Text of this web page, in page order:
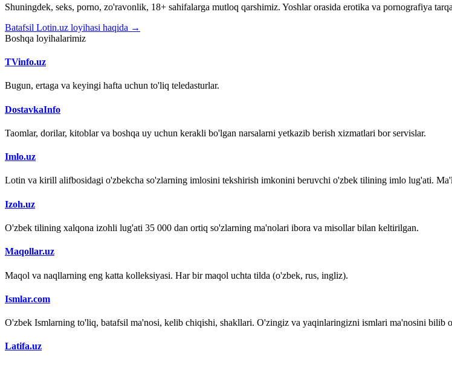
Shuningdek, seks, porno, zo'ravonlik, 18+ sahifalarga mutloq qarshimiz. Yoshlar orasida erotika va pornografiya
Batafsil Lotin.uz loyihasi haqida →
Boshqa loyihalarimiz
TVinfo.uz
Bugun, ertaga va keyingi hafta uchun to'liq teledasturlar.
DostavkaInfo
Taomlar, dorilar, kitoblar va boshqa uy uchun kerakli bo'lgan narsalarni yetkazib berish xizmatlari bor servislar.
Imlo.uz
Lotin va kirill alifbosidagi o'zbekcha so'zlarning imlosini tekshirish imkonini beruvchi o'zbek tilining imlo lug'ati.
Izoh.uz
O'zbek tilining xalqona izohli lug'ati 35 000 dan ortiq so'zlarning ma'nolari ibora va misollar bilan keltirilgan.
Maqollar.uz
Maqol va naqllarning eng katta kolleksiyasi. Har bir maqol uchta tilda (o'zbek, rus, ingliz).
Ismlar.com
O'zbek Ismlarning to'liq, batafsil ma'nosi, kelib chiqishi, shakllari. O'zingiz va yaqinlaringizni ismlari ma'nosini bilib
Latifa.uz